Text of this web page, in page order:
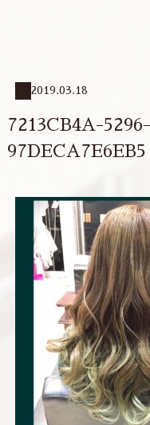
2019.03.18
7213CB4A-
97DECA7E6EB5